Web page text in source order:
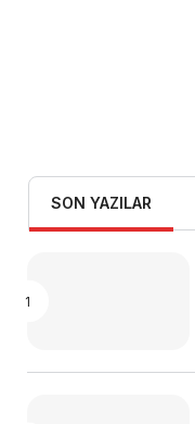
SON YAZILAR